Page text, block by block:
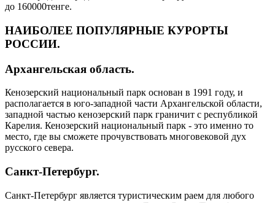
до 160000тенге.
НАИБОЛЕЕ ПОПУЛЯРНЫЕ КУРОРТЫ
РОССИИ.
Архангельская область.
Кенозерский национальный парк основан в 1991 году, и
располагается в юго-западной части Архангельской области,
западной частью кенозерский парк граничит с республикой
Карелия. Кенозерский национальный парк - это именно то
место, где вы сможете прочувствовать многовековой дух
русского севера.
Санкт-Петербург.
Санкт-Петербург является туристическим раем для любого